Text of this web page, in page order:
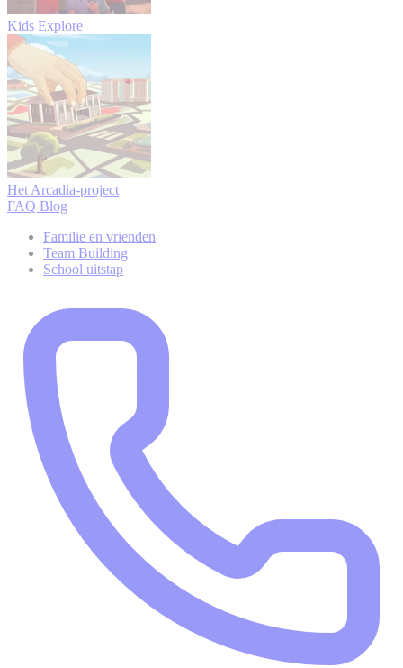
Kids Explore
Het Arcadia-project
FAQ Blog
Familie en vrienden
Team Building
School uitstap